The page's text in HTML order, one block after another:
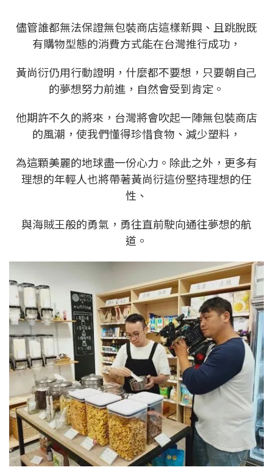
儘管誰都無法保證無包裝商店這樣新興、且跳脫既
有購物型態的消費⽅式能在台灣推⾏成功，
黃尚衍仍⽤⾏動證明，什麼都不要想，只要朝⾃⼰
的夢想努⼒前進，⾃然會受到肯定。
他期許不久的將來，台灣將會吹起⼀陣無包裝商店
的風潮，使我們懂得珍惜食物、減少塑料，
為這顆美麗的地球盡⼀份⼼⼒。除此之外，更多有
理想的年輕⼈也將帶著黃尚衍這份堅持理想的任
性、
與海賊王般的勇氣，勇往直前駛向通往夢想的航
道。